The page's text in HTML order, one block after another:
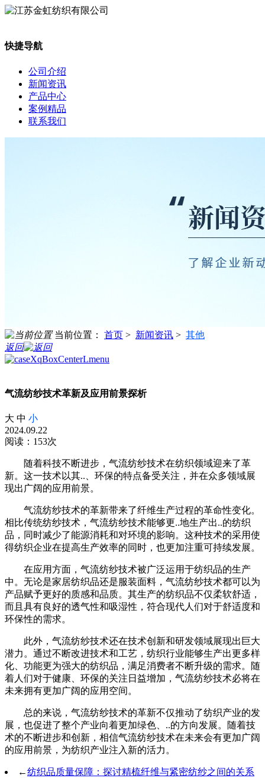
快捷导航
公司介绍
新闻资讯
产品中心
案例精品
联系我们
当前位置： 首页 > 新闻资讯 > 其他
返回
气流纺纱技术革新及应用前景探析
大 中 小
2024.09.22
阅读：153次
随着科技不断进步，气流纺纱技术在纺织领域迎来了革
新。这一技术以其..、环保的特点备受关注，并在众多领域展
现出广阔的应用前景。
气流纺纱技术的革新带来了纤维生产过程的革命性变化。
相比传统纺纱技术，气流纺纱技术能够更..地生产出..的纺织
品，同时减少了能源消耗和对环境的影响。这种技术的采用使
得纺织企业在提高生产效率的同时，也更加注重可持续发展。
在应用方面，气流纺纱技术被广泛运用于纺织品的生产
中。无论是家居纺织品还是服装面料，气流纺纱技术都可以为
产品赋予更好的质感和品质。其生产的纺织品不仅柔软舒适，
而且具有良好的透气性和吸湿性，符合现代人们对于舒适度和
环保性的需求。
此外，气流纺纱技术还在技术创新和研发领域展现出巨大
潜力。通过不断改进技术和工艺，纺织行业能够生产出更多样
化、功能更为强大的纺织品，满足消费者不断升级的需求。随
着人们对于健康、环保的关注日益增加，气流纺纱技术必将在
未来拥有更加广阔的应用空间。
总的来说，气流纺纱技术的革新不仅推动了纺织产业的发
展，也促进了整个产业向着更加绿色、..的方向发展。随着技
术的不断进步和创新，相信气流纺纱技术在未来会有更加广阔
的应用前景，为纺织产业注入新的活力。
←纺织品质量保障：探讨精梳纤维与紧密纺纱之间的关系